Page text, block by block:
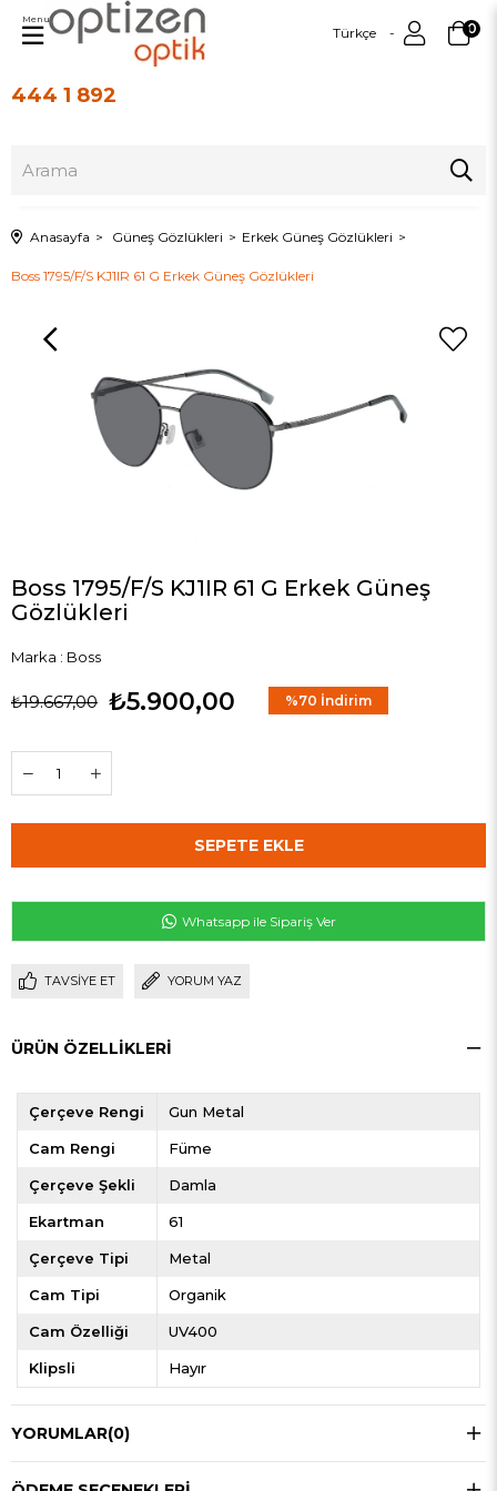
444 1 892
Türkçe 0
Menu
Anasayfa Güneş Gözlükleri Erkek Güneş Gözlükleri
Boss 1795/F/S KJ1IR 61 G Erkek Güneş Gözlükleri
Boss 1795/F/S KJ1IR 61 G Erkek Güneş
Gözlükleri
Marka : Boss
₺19.667,00 ₺5.900,00 %70 İndirim
Whatsapp ile Sipariş Ver
TAVSIYE ET YORUM YAZ
ÜRÜN ÖZELLIKLERI
Çerçeve Rengi Gun Metal
Cam Rengi Füme
Çerçeve Şekli Damla
Ekartman 61
Çerçeve Tipi Metal
Cam Tipi Organik
Cam Özelliği UV400
Klipsli Hayır
YORUMLAR(0)